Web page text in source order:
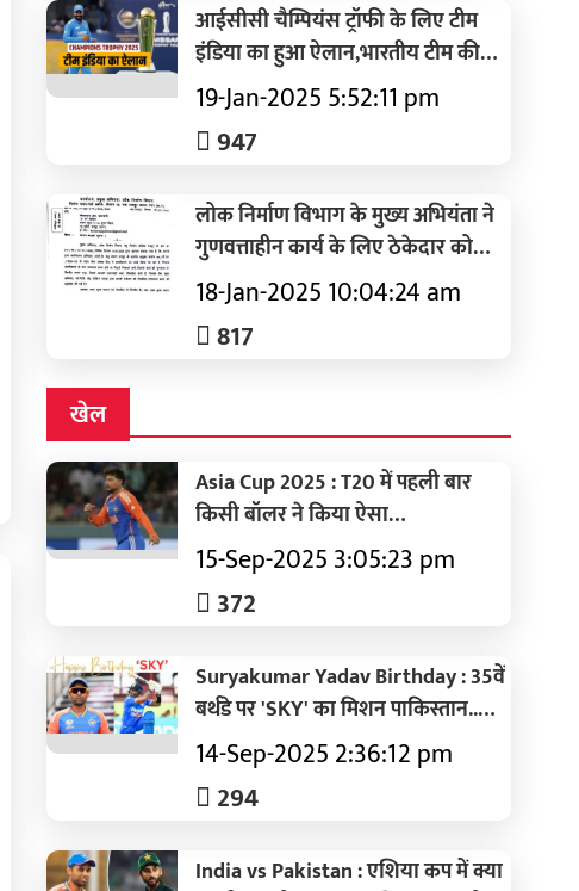
आईसीसी चैम्पियंस ट्रॉफी के लिए टीम
इंडिया का हुआ ऐलान,भारतीय टीम की
कमान रोहित शर्मा के हाथों में
19-Jan-2025 5:52:11 pm
947
लोक निर्माण विभाग के मुख्य अभियंता ने
गुणवत्ताहीन कार्य के लिए ठेकेदार को
कारण बताओ नोटिस किया जारी
18-Jan-2025 10:04:24 am
817
खेल
Asia Cup 2025 : T20 में पहली बार
किसी बॉलर ने किया ऐसा
करिश्मा..कुलदीप ने रच दिया इतिहास
15-Sep-2025 3:05:23 pm
372
Suryakumar Yadav Birthday : 35वें
बर्थडे पर 'SKY' का मिशन पाकिस्तान..पढ़ें
T20I की टॉप 5 पारियां
14-Sep-2025 2:36:12 pm
294
India vs Pakistan : एशिया कप में क्या